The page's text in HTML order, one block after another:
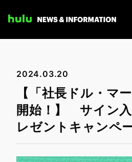
【「社長ドル・マ
開始！】 サイン
レゼントキャンペ
2024.03.20